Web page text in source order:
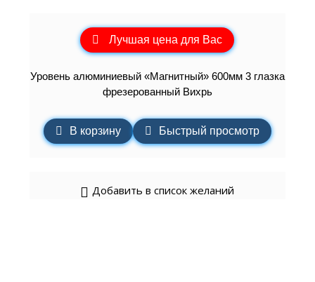
Лучшая цена для Вас
Уровень алюминиевый «Магнитный» 600мм 3 глазка
фрезерованный Вихрь
В корзину Быстрый просмотр
Добавить в список желаний